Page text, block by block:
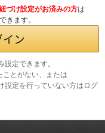
づけ設定がお済みの方は
きます。
定できます。
とがない、または
設定を行っていない方はログ